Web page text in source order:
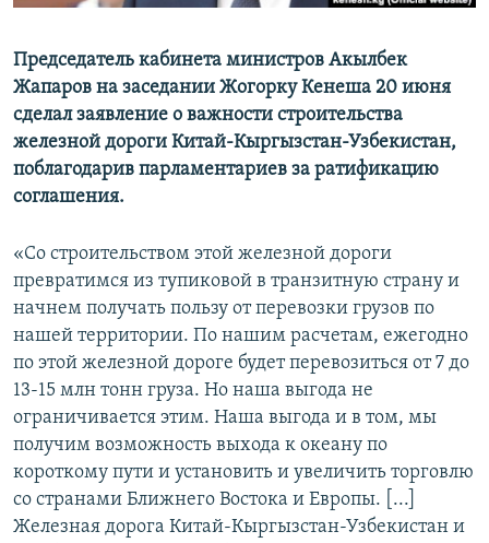
Председатель кабинета министров Акылбек
Жапаров на заседании Жогорку Кенеша 20 июня
сделал заявление о важности строительства
железной дороги Китай-Кыргызстан-Узбекистан,
поблагодарив парламентариев за ратификацию
соглашения.
«Со строительством этой железной дороги
превратимся из тупиковой в транзитную страну и
начнем получать пользу от перевозки грузов по
нашей территории. По нашим расчетам, ежегодно
по этой железной дороге будет перевозиться от 7 до
13-15 млн тонн груза. Но наша выгода не
ограничивается этим. Наша выгода и в том, мы
получим возможность выхода к океану по
короткому пути и установить и увеличить торговлю
со странами Ближнего Востока и Европы. [...]
Железная дорога Китай-Кыргызстан-Узбекистан и